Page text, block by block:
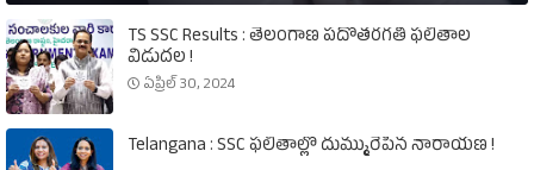
TS SSC Results : తెలంగాణ పదోతరగతి ఫలితాల
విడుదల !
ఏప్రిల్ 30, 2024
Telangana : SSC ఫలితాల్లో దుమ్మురేపిన నారాయణ !